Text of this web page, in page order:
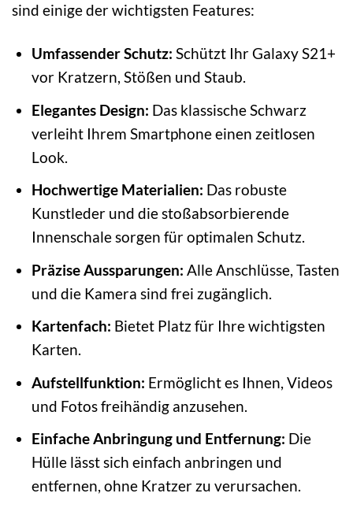
sind einige der wichtigsten Features:
Umfassender Schutz: Schützt Ihr Galaxy S21+
vor Kratzern, Stößen und Staub.
Elegantes Design: Das klassische Schwarz
verleiht Ihrem Smartphone einen zeitlosen
Look.
Hochwertige Materialien: Das robuste
Kunstleder und die stoßabsorbierende
Innenschale sorgen für optimalen Schutz.
Präzise Aussparungen: Alle Anschlüsse, Tasten
und die Kamera sind frei zugänglich.
Kartenfach: Bietet Platz für Ihre wichtigsten
Karten.
Aufstellfunktion: Ermöglicht es Ihnen, Videos
und Fotos freihändig anzusehen.
Einfache Anbringung und Entfernung: Die
Hülle lässt sich einfach anbringen und
entfernen, ohne Kratzer zu verursachen.